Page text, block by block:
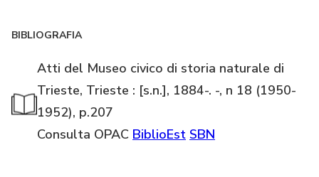
BIBLIOGRAFIA
Atti del Museo civico di storia naturale di
Trieste, Trieste : [s.n.], 1884-. -, n 18 (1950-
1952), p.207
Consulta OPAC BiblioEst SBN